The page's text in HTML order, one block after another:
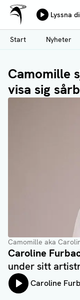
Hoppa
till
huvudinnehåll
Ålands Radio & TV
Lyssna
Start
Nyheter
Camomille
visa sig
Camomille aka
Caroline
under sitt
Lyssna på:
Caroline